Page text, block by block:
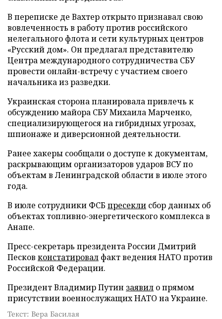
В переписке де Вахтер открыто признавал свою
вовлеченность в работу против российского
нелегального флота и сети культурных центров
«Русский дом». Он предлагал представителю
Центра международного сотрудничества СБУ
провести онлайн-встречу с участием своего
начальника из разведки.
Украинская сторона планировала привлечь к
обсуждению майора СБУ Михаила Марченко,
специализирующегося на гибридных угрозах,
шпионаже и диверсионной деятельности.
Ранее хакеры сообщали о доступе к документам,
раскрывающим организаторов ударов ВСУ по
объектам в Ленинградской области в июле этого
года.
В июле сотрудники ФСБ пресекли сбор данных об
объектах топливно-энергетического комплекса в
Анапе.
Пресс-секретарь президента России Дмитрий
Песков констатировал факт ведения НАТО против
Российской Федерации.
Президент Владимир Путин заявил о прямом
присутствии военнослужащих НАТО на Украине.
Текст: Вера Басилая